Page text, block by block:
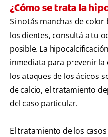
¿Cómo se trata la
Si notás manchas de
los dientes, consultá a tu
posible. La
inmediata para prevenir la
los ataques de los ácidos
de calcio, el tratamiento
del caso particular.
El tratamiento de los